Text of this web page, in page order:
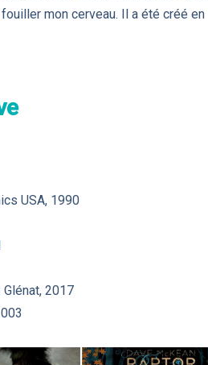
mon cerveau. Il a été créé
USA, 1990
Glénat, 2017